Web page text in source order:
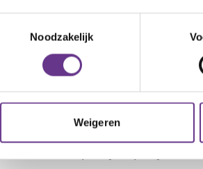
Noodzakelijk
Weigeren
nodig heeft, is
telefoon of tablet met
of verbinding? Of hou je
Neem als je meer wilt
met ons op. Wij helpen je